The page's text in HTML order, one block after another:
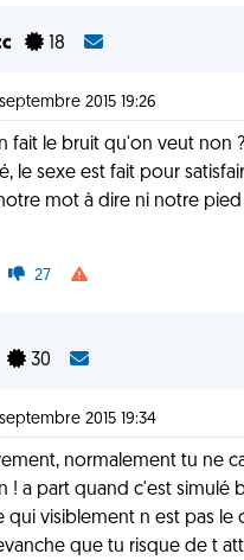
18
2015 19:26
fait le bruit qu'on veut non
le sexe est fait pour
mot à dire ni notre
27
30
2015 19:34
normalement tu ne
! a part quand c'est simulé
qui visiblement n est pas le
que tu risque de t